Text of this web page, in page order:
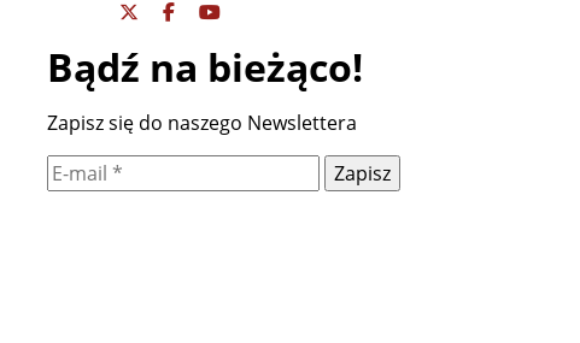
Bądź na bieżąco!
Zapisz się do naszego Newslettera